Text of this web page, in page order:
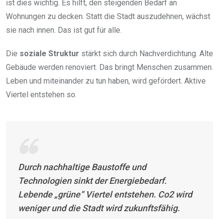
ist dies wichtig. Es hilft, den steigenden Bedarf an
Wohnungen zu decken. Statt die Stadt auszudehnen, wächst
sie nach innen. Das ist gut für alle.
Die soziale Struktur stärkt sich durch Nachverdichtung. Alte
Gebäude werden renoviert. Das bringt Menschen zusammen.
Leben und miteinander zu tun haben, wird gefördert. Aktive
Viertel entstehen so.
Durch nachhaltige Baustoffe und
Technologien sinkt der Energiebedarf.
Lebende „grüne“ Viertel entstehen. Co2 wird
weniger und die Stadt wird zukunftsfähig.